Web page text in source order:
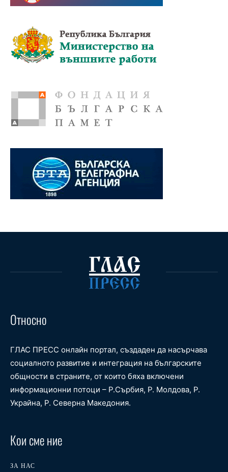
Относно
ГЛАС ПРЕСС онлайн портал, създаден да насърчава
социалното развитие и интеграция на българските
общности в страните, от които бяха включени
информационни потоци – Р.Сърбия, Р. Молдова, Р.
Украйна, Р. Северна Македония.
Кои сме ние
ЗА НАС